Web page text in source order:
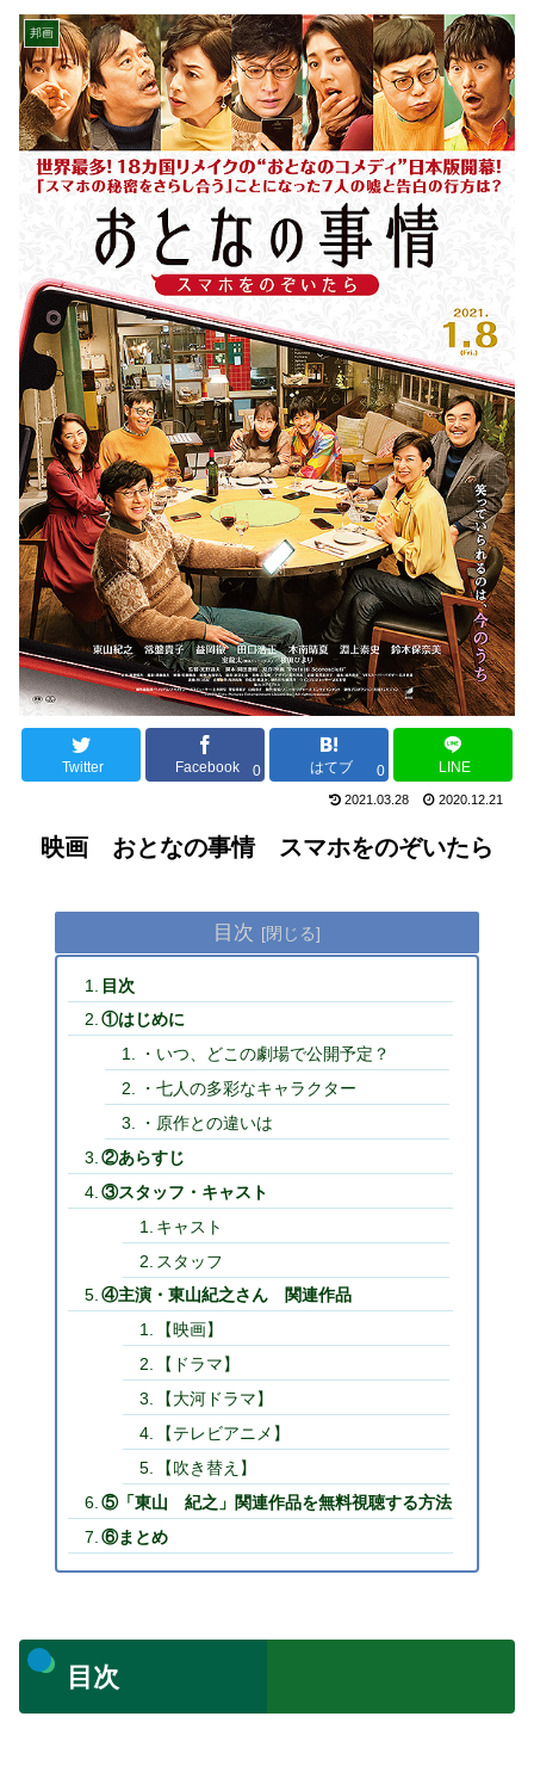
邦画
Twitter Facebook 0 はてブ 0 LINE
2021.03.28 2020.12.21
映画 おとなの事情 スマホをのぞいたら
目次
目次
①はじめに
・いつ、どこの劇場で公開予定？
・七人の多彩なキャラクター
・原作との違いは
②あらすじ
③スタッフ・キャスト
キャスト
スタッフ
④主演・東山紀之さん 関連作品
【映画】
【ドラマ】
【大河ドラマ】
【テレビアニメ】
【吹き替え】
⑤「東山 紀之」関連作品を無料視聴する方法
⑥まとめ
目次